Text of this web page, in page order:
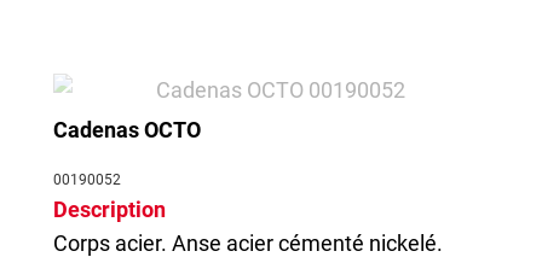
Cadenas OCTO
00190052
Description
Corps acier. Anse acier cémenté nickelé.